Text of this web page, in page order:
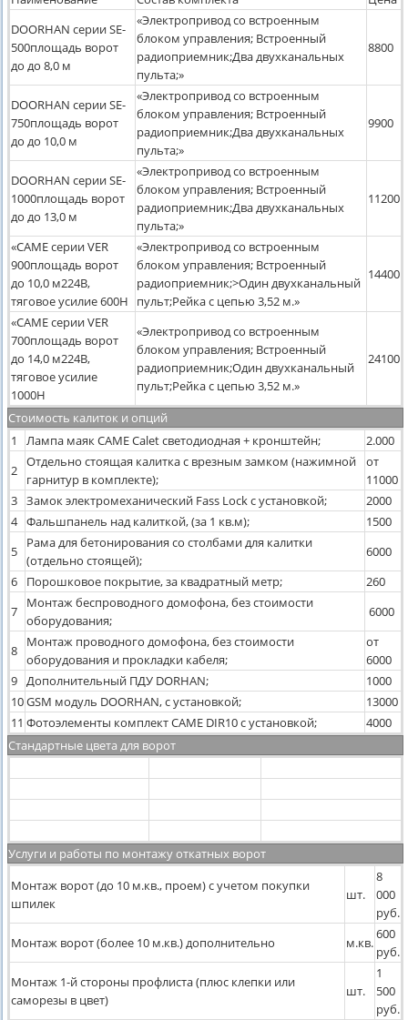
DOORHAN серии SE-
500площадь ворот
до до 8,0 м
«Электропривод со встроенным
блоком управления; Встроенный
радиоприемник;Два двухканальных
пульта;»
8800
DOORHAN серии SE-
750площадь ворот
до до 10,0 м
«Электропривод со встроенным
блоком управления; Встроенный
радиоприемник;Два двухканальных
пульта;»
9900
DOORHAN серии SE-
1000площадь ворот
до до 13,0 м
«Электропривод со встроенным
блоком управления; Встроенный
радиоприемник;Два двухканальных
пульта;»
11200
«САМЕ серии VER
900площадь ворот
до 10,0 м224В,
тяговое усилие 600Н
«Электропривод со встроенным
блоком управления; Встроенный
радиоприемник;>Один двухканальный
пульт;Рейка с цепью 3,52 м.»
14400
«САМЕ серии VER
700площадь ворот
до 14,0 м224В,
тяговое усилие
1000Н
«Электропривод со встроенным
блоком управления; Встроенный
радиоприемник;Один двухканальный
пульт;Рейка с цепью 3,52 м.»
24100
Стоимость калиток и опций
1
Лампа маяк CAME Calet светодиодная + кронштейн;
2.000
2
Отдельно стоящая калитка с врезным замком (нажимной
гарнитур в комплекте);
от
11000
3 Замок электромеханический Fass Lock с установкой;
2000
4 Фальшпанель над калиткой, (за 1 кв.м);
1500
5
Рама для бетонирования со столбами для калитки
(отдельно стоящей);
6000
6
Порошковое покрытие, за квадратный метр;
260
7
Монтаж беспроводного домофона, без стоимости
оборудования;
6000
8
Монтаж проводного домофона, без стоимости
оборудования и прокладки кабеля;
от
6000
9 Дополнительный ПДУ DORHAN;
1000
10GSM модуль DOORHAN, с установкой;
13000
11 Фотоэлементы комплект CAME DIR10 с установкой;
4000
Стандартные цвета для ворот
Услуги и работы по монтажу откатных ворот
Монтаж ворот (до 10 м.кв., проем) с учетом покупки
шпилек
шт.
8
000
руб.
Монтаж ворот (более 10 м.кв.) дополнительно
м.кв.
600
руб.
Монтаж 1-й стороны профлиста (плюс клепки или
саморезы в цвет)
шт.
1
500
руб.